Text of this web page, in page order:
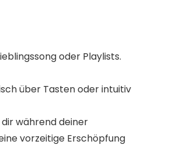
oder Playlists.
über Tasten oder intuitiv
dir während deiner
vorzeitige Erschöpfung